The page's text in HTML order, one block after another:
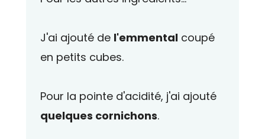
J'ai ajouté de l'emmental coupé
en petits cubes.
Pour la pointe d'acidité, j'ai ajouté
quelques cornichons.